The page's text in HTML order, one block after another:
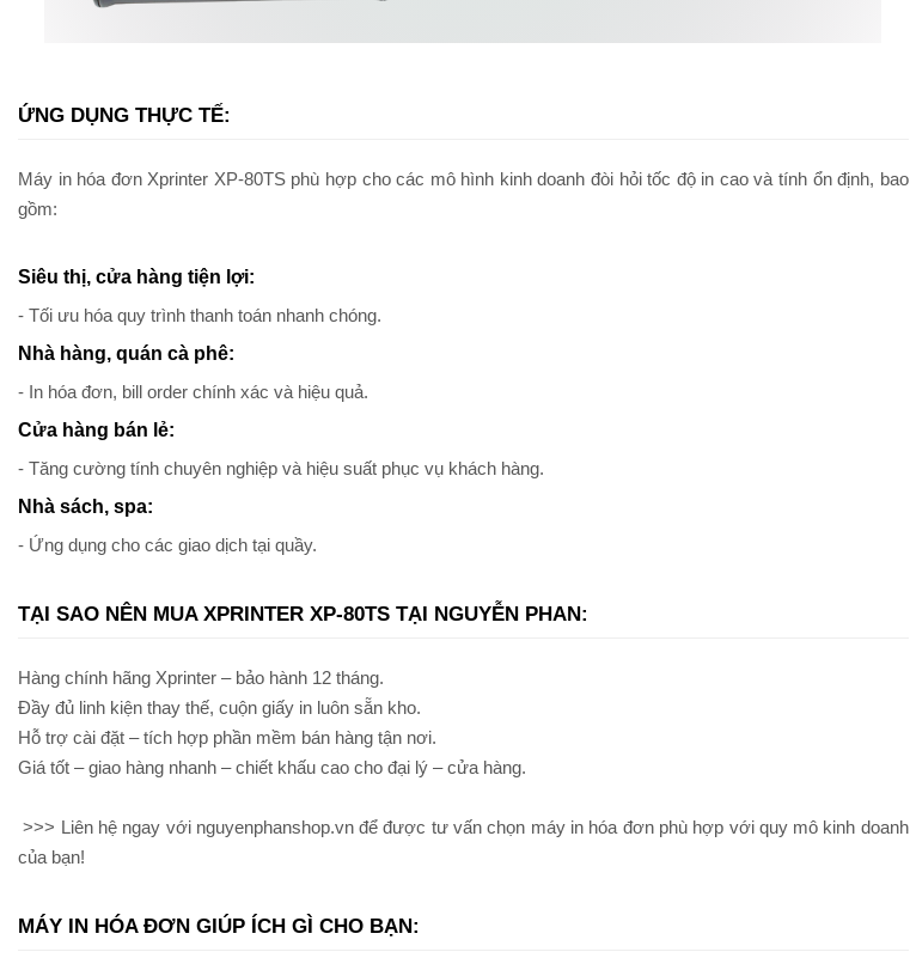
ỨNG DỤNG THỰC TẾ:
Máy in hóa đơn Xprinter XP-80TS phù hợp cho các mô hình kinh doanh đòi hỏi tốc độ in cao và tính ổn định, bao
gồm:
Siêu thị, cửa hàng tiện lợi:
- Tối ưu hóa quy trình thanh toán nhanh chóng.
Nhà hàng, quán cà phê:
- In hóa đơn, bill order chính xác và hiệu quả.
Cửa hàng bán lẻ:
- Tăng cường tính chuyên nghiệp và hiệu suất phục vụ khách hàng.
Nhà sách, spa:
- Ứng dụng cho các giao dịch tại quầy.
TẠI SAO NÊN MUA XPRINTER XP-80TS TẠI NGUYỄN PHAN:
Hàng chính hãng Xprinter – bảo hành 12 tháng.
Đầy đủ linh kiện thay thế, cuộn giấy in luôn sẵn kho.
Hỗ trợ cài đặt – tích hợp phần mềm bán hàng tận nơi.
Giá tốt – giao hàng nhanh – chiết khấu cao cho đại lý – cửa hàng.
>>> Liên hệ ngay với nguyenphanshop.vn để được tư vấn chọn máy in hóa đơn phù hợp với quy mô kinh doanh
của bạn!
MÁY IN HÓA ĐƠN GIÚP ÍCH GÌ CHO BẠN: